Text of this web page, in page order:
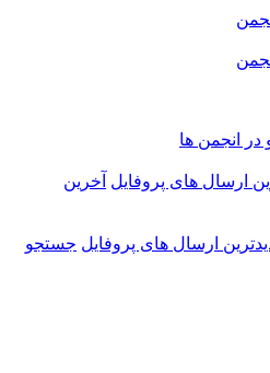
انجمن ها
ارسال های پروفایل آخرین
ارسال های پروفایل جستجو